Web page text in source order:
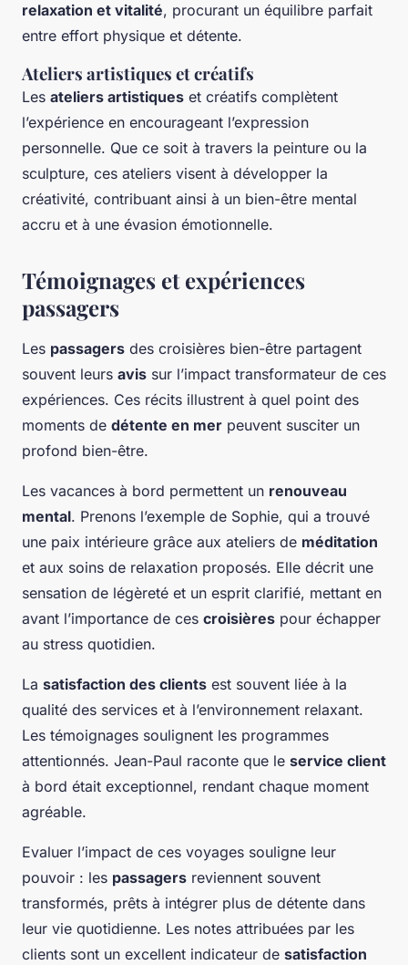
relaxation et vitalité, procurant un équilibre parfait
entre effort physique et détente.
Ateliers artistiques et créatifs
Les ateliers artistiques et créatifs complètent
l’expérience en encourageant l’expression
personnelle. Que ce soit à travers la peinture ou la
sculpture, ces ateliers visent à développer la
créativité, contribuant ainsi à un bien-être mental
accru et à une évasion émotionnelle.
Témoignages et expériences
passagers
Les passagers des croisières bien-être partagent
souvent leurs avis sur l’impact transformateur de ces
expériences. Ces récits illustrent à quel point des
moments de détente en mer peuvent susciter un
profond bien-être.
Les vacances à bord permettent un renouveau
mental. Prenons l’exemple de Sophie, qui a trouvé
une paix intérieure grâce aux ateliers de méditation
et aux soins de relaxation proposés. Elle décrit une
sensation de légèreté et un esprit clarifié, mettant en
avant l’importance de ces croisières pour échapper
au stress quotidien.
La satisfaction des clients est souvent liée à la
qualité des services et à l’environnement relaxant.
Les témoignages soulignent les programmes
attentionnés. Jean-Paul raconte que le service client
à bord était exceptionnel, rendant chaque moment
agréable.
Evaluer l’impact de ces voyages souligne leur
pouvoir : les passagers reviennent souvent
transformés, prêts à intégrer plus de détente dans
leur vie quotidienne. Les notes attribuées par les
clients sont un excellent indicateur de satisfaction